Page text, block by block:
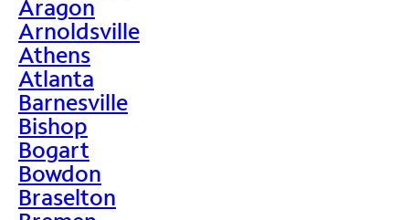
Aragon
Arnoldsville
Athens
Atlanta
Barnesville
Bishop
Bogart
Bowdon
Braselton